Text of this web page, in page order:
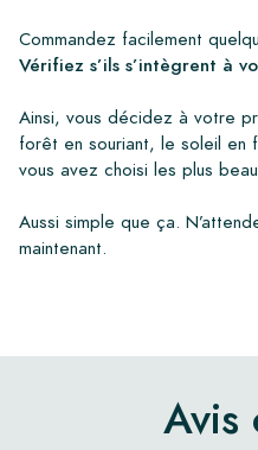
Commandez facilement
Vérifiez s’ils s’intègrent à
Ainsi, vous décidez à votre
forêt en souriant, le soleil en
vous avez choisi les plus
Aussi simple que ça.
maintenant.
Avis